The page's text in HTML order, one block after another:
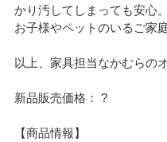
かり汚してしまっても安心。
お子様やペットのいるご家
以上、家具担当なかむらの
新品販売価格： ?
【商品情報】